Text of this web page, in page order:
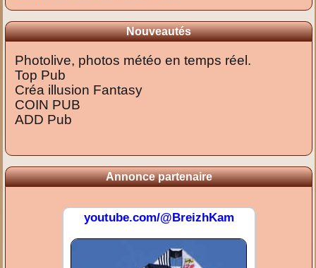
Nouveautés
Photolive, photos météo en temps réel.
Top Pub
Créa illusion Fantasy
COIN PUB
ADD Pub
Annonce partenaire
youtube.com/@BreizhKam